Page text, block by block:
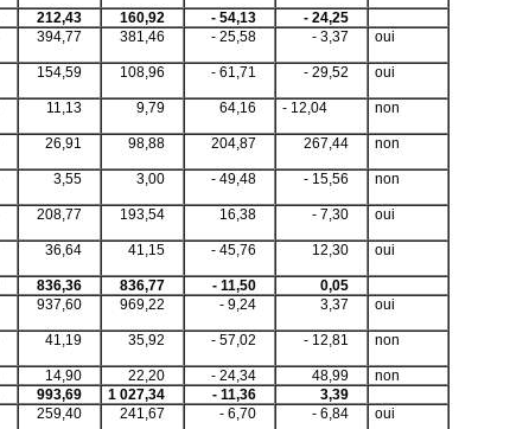
212,43 160,92 - 54,13 - 24,25
394,77 381,46 - 25,58 - 3,37 oui
154,59 108,96 - 61,71 - 29,52 oui
11,13 9,79 64,16 - 12,04 non
26,91 98,88 204,87 267,44 non
3,55 3,00 - 49,48 - 15,56 non
208,77 193,54 16,38 - 7,30 oui
36,64 41,15 - 45,76 12,30 oui
836,36 836,77 - 11,50 0,05
937,60 969,22 - 9,24 3,37 oui
41,19 35,92 - 57,02 - 12,81 non
14,90 22,20 - 24,34 48,99
non
993,69 1 027,34 - 11,36 3,39
259,40 241,67 - 6,70 - 6,84 oui